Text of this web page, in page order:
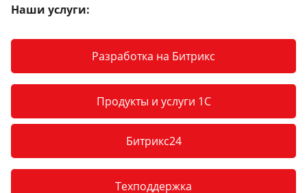
Наши услуги:
Разработка на Битрикс
Продукты и услуги 1С
Битрикс24
Техподдержка